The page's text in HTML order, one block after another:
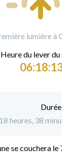
lumière à
Heure du lever du
heures, 38
se couchera le